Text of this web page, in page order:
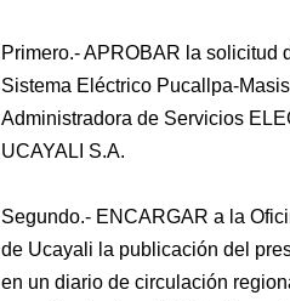
Primero.- APROBAR la solicitud
Sistema Eléctrico Pucallpa-
Administradora de Servicios
UCAYALI S.A.
Segundo.- ENCARGAR a la
de Ucayali la publicación del
en un diario de circulación